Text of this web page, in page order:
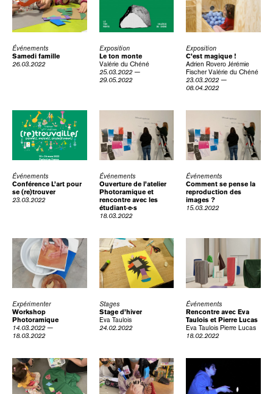
Événements
Samedi famille
26.03.2022
Exposition
Le ton monte
Valérie du Chéné
25.03.2022 —
29.05.2022
Exposition
C’est magique !
Adrien Rovero Jérémie
Fischer Valérie du Chéné
23.03.2022 —
08.04.2022
Événements
Conférence L’art pour
se (re)trouver
23.03.2022
Événements
Ouverture de l’atelier
Photoramique et
rencontre avec les
étudiant·e·s
18.03.2022
Événements
Comment se pense la
reproduction des
images ?
15.03.2022
Expérimenter
Workshop
Photoramique
14.03.2022 —
18.03.2022
Stages
Stage d’hiver
Eva Taulois
24.02.2022
Événements
Rencontre avec Eva
Taulois et Pierre Lucas
Eva Taulois Pierre Lucas
18.02.2022